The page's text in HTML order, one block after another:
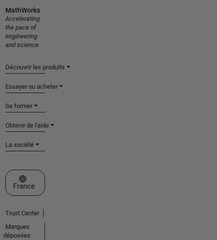
MathWorks
Accelerating
the pace of
engineering
and science
Découvrir les produits
Essayer ou acheter
Se former
Obtenir de l'aide
La société
Sélectionner un site web
France
Trust Center
Marques
déposées